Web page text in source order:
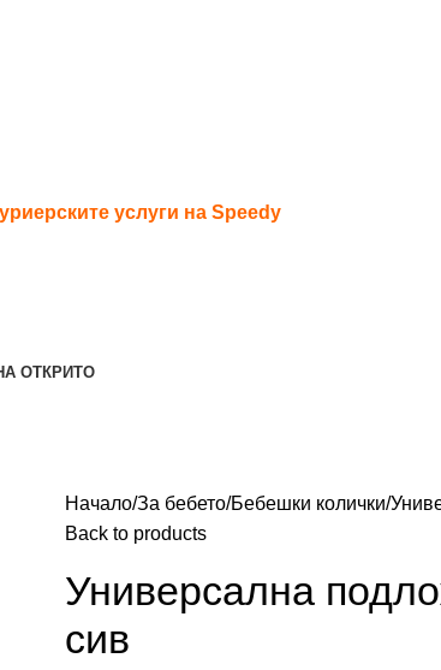
услуги на Speedy
ОТКРИТО
Начало За бебето Бебешки колички
Back to products
Универсална
сив